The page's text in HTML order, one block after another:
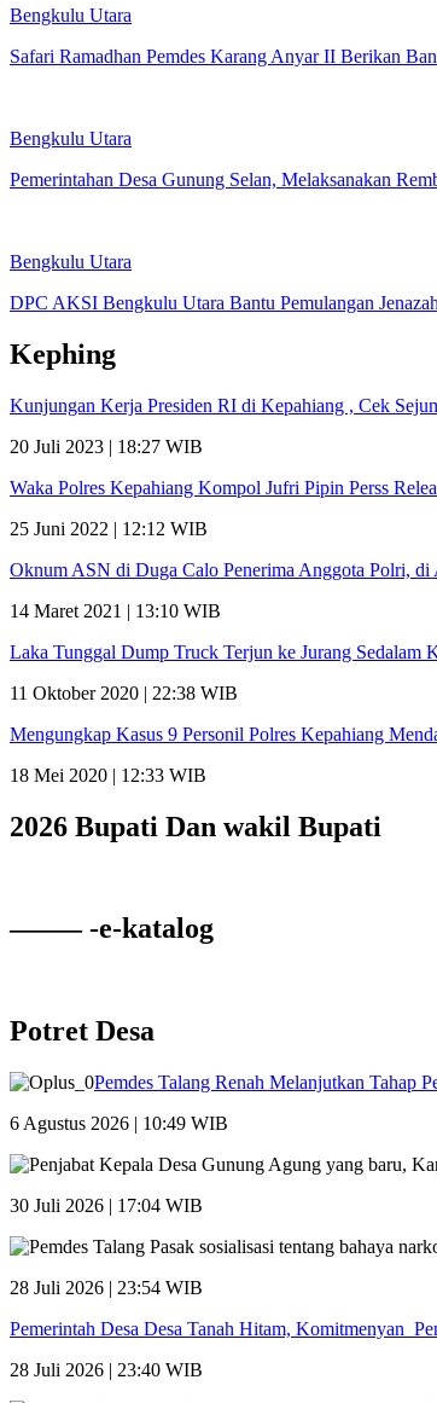
Bengkulu Utara
Safari Ramadhan Pemdes Karang Anyar II Berikan
Bengkulu Utara
Pemerintahan Desa Gunung Selan, Melaksanakan
Bengkulu Utara
DPC AKSI Bengkulu Utara Bantu Pemulangan
Kephing
Kunjungan Kerja Presiden RI di Kepahiang , Cek
20 Juli 2023 | 18:27 WIB
Waka Polres Kepahiang Kompol Jufri Pipin Perss
25 Juni 2022 | 12:12 WIB
Oknum ASN di Duga Calo Penerima Anggota Polri, di
14 Maret 2021 | 13:10 WIB
Laka Tunggal Dump Truck Terjun ke Jurang Sedalam
11 Oktober 2020 | 22:38 WIB
Mengungkap Kasus 9 Personil Polres Kepahiang
18 Mei 2020 | 12:33 WIB
2026 Bupati Dan wakil Bupati
——– -e-katalog
Potret Desa
Pemdes Talang Renah Melanjutkan Tahap
6 Agustus 2026 | 10:49 WIB
30 Juli 2026 | 17:04 WIB
28 Juli 2026 | 23:54 WIB
Pemerintah Desa Desa Tanah Hitam, Komitmenyan
28 Juli 2026 | 23:40 WIB